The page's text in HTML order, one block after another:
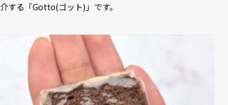
介する「Gotto(ゴット)」です。